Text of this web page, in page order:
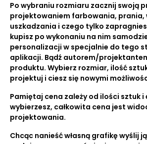
Po wybraniu rozmiaru zacznij swoją
projektowaniem farbowania, prania,
uszkadzania i czego tylko
kupisz po wykonaniu na nim
personalizacji w specjalnie do tego
aplikacji. Bądź autorem/
produktu. Wybierz rozmiar, ilość
projektuj i ciesz się nowymi
Pamiętaj cena zależy od ilości sztuk
wybierzesz, całkowita cena jest
projektowania.
Chcąc nanieść własną grafikę wyślij